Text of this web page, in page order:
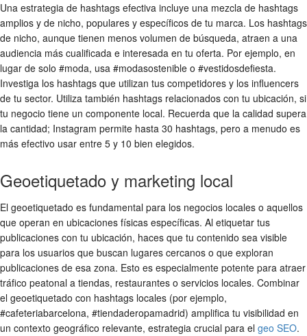
Una estrategia de hashtags efectiva incluye una mezcla de hashtags
amplios y de nicho, populares y específicos de tu marca. Los hashtags
de nicho, aunque tienen menos volumen de búsqueda, atraen a una
audiencia más cualificada e interesada en tu oferta. Por ejemplo, en
lugar de solo #moda, usa #modasostenible o #vestidosdefiesta.
Investiga los hashtags que utilizan tus competidores y los influencers
de tu sector. Utiliza también hashtags relacionados con tu ubicación, si
tu negocio tiene un componente local. Recuerda que la calidad supera
la cantidad; Instagram permite hasta 30 hashtags, pero a menudo es
más efectivo usar entre 5 y 10 bien elegidos.
Geoetiquetado y marketing local
El geoetiquetado es fundamental para los negocios locales o aquellos
que operan en ubicaciones físicas específicas. Al etiquetar tus
publicaciones con tu ubicación, haces que tu contenido sea visible
para los usuarios que buscan lugares cercanos o que exploran
publicaciones de esa zona. Esto es especialmente potente para atraer
tráfico peatonal a tiendas, restaurantes o servicios locales. Combinar
el geoetiquetado con hashtags locales (por ejemplo,
#cafeteriabarcelona, #tiendaderopamadrid) amplifica tu visibilidad en
un contexto geográfico relevante, estrategia crucial para el geo SEO.